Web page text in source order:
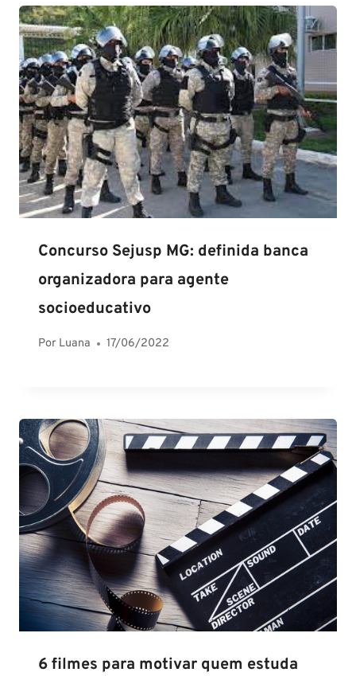
Concurso Sejusp MG: definida banca
organizadora para agente
socioeducativo
Por Luana 17/06/2022
6 filmes para motivar quem estuda